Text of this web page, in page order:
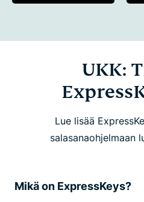
UKK:
Lue lisää
salasanaohjelmaan
Mikä on ExpressKeys?